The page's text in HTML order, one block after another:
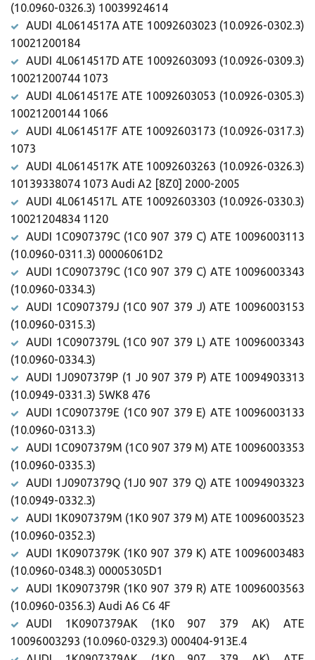
(10.0960-0326.3) 10039924614
AUDI 4L0614517A ATE 10092603023 (10.0926-0302.3)
10021200184
AUDI 4L0614517D ATE 10092603093 (10.0926-0309.3)
10021200744 1073
AUDI 4L0614517E ATE 10092603053 (10.0926-0305.3)
10021200144 1066
AUDI 4L0614517F ATE 10092603173 (10.0926-0317.3)
1073
AUDI 4L0614517K ATE 10092603263 (10.0926-0326.3)
10139338074 1073 Audi A2 [8Z0] 2000-2005
AUDI 4L0614517L ATE 10092603303 (10.0926-0330.3)
10021204834 1120
AUDI 1C0907379C (1C0 907 379 C) ATE 10096003113
(10.0960-0311.3) 00006061D2
AUDI 1C0907379C (1C0 907 379 C) ATE 10096003343
(10.0960-0334.3)
AUDI 1C0907379J (1C0 907 379 J) ATE 10096003153
(10.0960-0315.3)
AUDI 1C0907379L (1C0 907 379 L) ATE 10096003343
(10.0960-0334.3)
AUDI 1J0907379P (1 J0 907 379 P) ATE 10094903313
(10.0949-0331.3) 5WK8 476
AUDI 1C0907379E (1C0 907 379 E) ATE 10096003133
(10.0960-0313.3)
AUDI 1C0907379M (1C0 907 379 M) ATE 10096003353
(10.0960-0335.3)
AUDI 1J0907379Q (1J0 907 379 Q) ATE 10094903323
(10.0949-0332.3)
AUDI 1K0907379M (1K0 907 379 M) ATE 10096003523
(10.0960-0352.3)
AUDI 1K0907379K (1K0 907 379 K) ATE 10096003483
(10.0960-0348.3) 00005305D1
AUDI 1K0907379R (1K0 907 379 R) ATE 10096003563
(10.0960-0356.3) Audi A6 C6 4F
AUDI 1K0907379AK (1K0 907 379 AK) ATE
10096003293 (10.0960-0329.3) 000404-913E.4